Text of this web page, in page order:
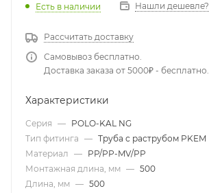
Есть в наличии Нашли дешевле?
Рассчитать доставку
Самовывоз бесплатно.
Доставка заказа от 5000₽ - бесплатно.
Характеристики
Серия — POLO-KAL NG
Тип фитинга — Труба с раструбом PKEM
Материал — PP/PP-MV/PP
Монтажная длина, мм — 500
Длина, мм — 500